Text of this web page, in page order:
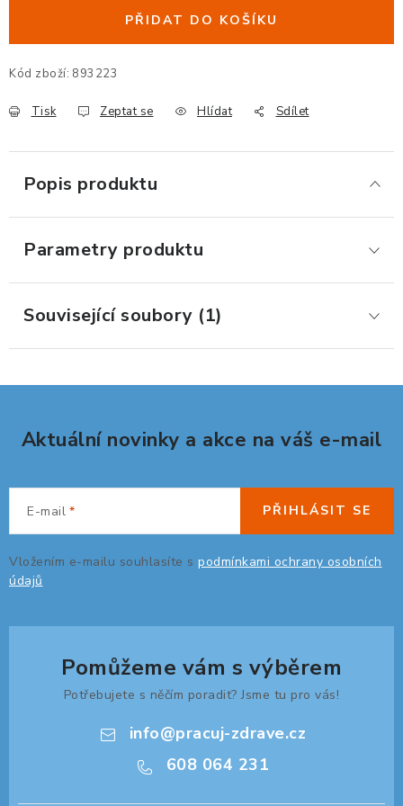
ERGONOMICKÉ PRODUKTY
BEDERNÍ A KRČNÍ OPĚRKY
PODLOŽKY POD NOHY
VÝSUVY A DRŽÁKY NA KLÁVESNICI
DRŽÁKY A ZÁVĚSY PC
ORGANIZACE KABELŮ
STOJANY NA DOKUMENTY
LED STOLNÍ LAMPY
KANCELÁŘSKÉ POTŘEBY
ZÁSUVKOVÉ BOXY
NÁDOBY NA ODPAD
DESIGN A STYL V KANCELÁŘI
PŘIDAT DO KOŠÍKU
Kód zboží: 893223
Tisk Zeptat se Hlídat Sdílet
Popis produktu
Parametry produktu
Související soubory (1)
Aktuální novinky a akce na váš e-mail
E-mail
Vložením e-mailu souhlasíte s podmínkami ochrany osobních
údajů
PŘIHLÁSIT SE
Pomůžeme vám s výběrem
Potřebujete s něčím poradit? Jsme tu pro vás!
info@pracuj-zdrave.cz
608 064 231